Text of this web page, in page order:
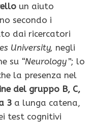
un aiuto
secondo i
dai ricercatori
University, negli
su “Neurology”; lo
la presenza nel
del gruppo B, C,
3 a lunga catena,
test cognitivi